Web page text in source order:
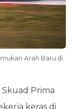
Arah Baru di
Skuad Prima
keras di